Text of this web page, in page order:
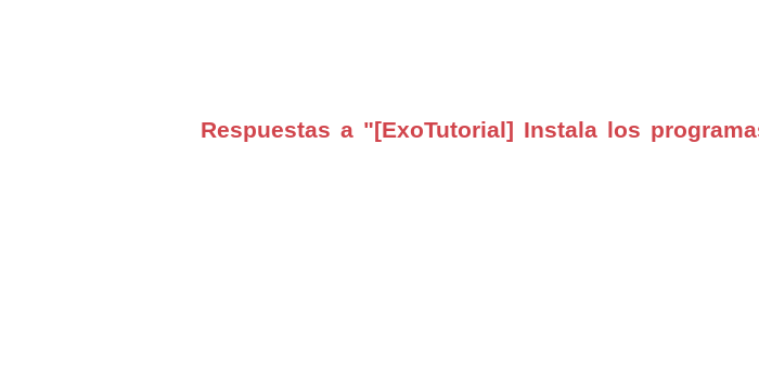
Respuestas a "[ExoTutorial] Instala los